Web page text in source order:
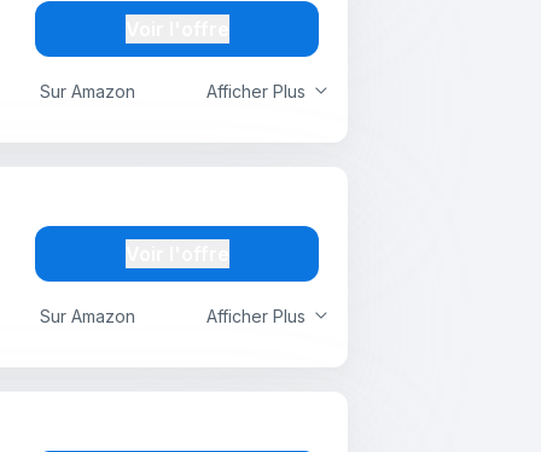
Afficher Plus
Sur Amazon
Afficher Plus
Sur Amazon